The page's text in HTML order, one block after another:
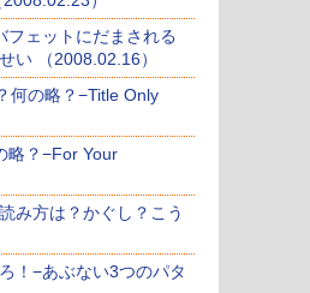
フェットにだまされる
い （2008.02.16）
何の略？−Title Only
略？−For Your
み方は？かぐし？こう
！−あぶない3つのパタ